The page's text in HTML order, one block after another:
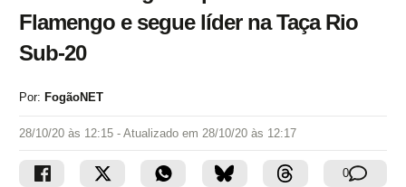
Flamengo e segue líder na Taça Rio
Sub-20
Por: FogãoNET
28/10/20 às 12:15 - Atualizado em 28/10/20 às 12:17
0